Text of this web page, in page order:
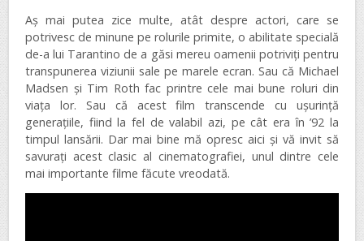
Aș mai putea zice multe, atât despre actori, care se
potrivesc de minune pe rolurile primite, o abilitate specială
de-a lui Tarantino de a găsi mereu oamenii potriviți pentru
transpunerea viziunii sale pe marele ecran. Sau că Michael
Madsen și Tim Roth fac printre cele mai bune roluri din
viața lor. Sau că acest film transcende cu ușurință
generațiile, fiind la fel de valabil azi, pe cât era în ’92 la
timpul lansării. Dar mai bine mă opresc aici și vă invit să
savurați acest clasic al cinematografiei, unul dintre cele
mai importante filme făcute vreodată.